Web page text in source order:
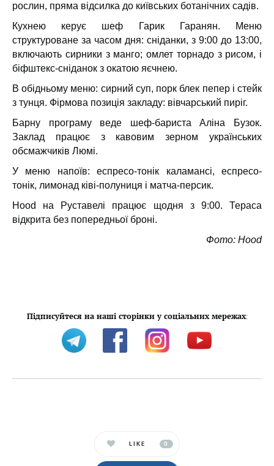
рослин, пряма відсилка до київських ботанічних садів.
Кухнею керує шеф Гарик Гаранян. Меню
структуроване за часом дня: сніданки, з 9:00 до 13:00,
включають сирники з манго; омлет торнадо з рисом, і
біфштекс-сніданок з окатою яєчнею.
В обідньому меню: сирний суп, порк блек пепер і стейк
з тунця. Фірмова позиція закладу: вівчарський пиріг.
Барну програму веде шеф-бариста Аліна Бузок.
Заклад працює з кавовим зерном українських
обсмажчиків Люмі.
У меню напоїв: еспресо-тонік каламансі, еспресо-
тонік, лимонад ківі-полуниця і матча-персик.
Hood на Руставелі працює щодня з 9:00. Тераса
відкрита без попередньої броні.
Фото: Hood
Підписуйтеся на наші сторінки у соціальних мережах:
LIKE 0